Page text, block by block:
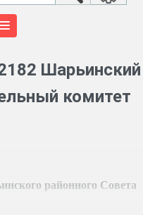
Шарьинский
комитет
районного Совета